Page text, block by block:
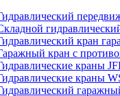
кран
кран с
краны
краны